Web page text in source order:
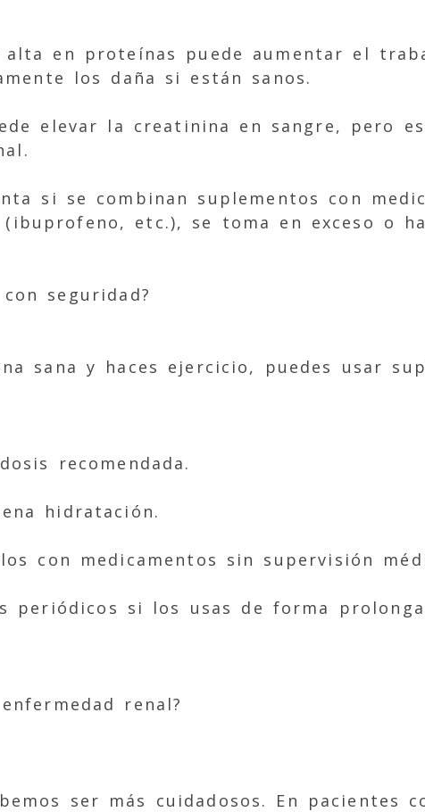
en proteínas puede aumentar el
los daña si están sanos.
elevar la creatinina en sangre, pero
si se combinan suplementos con
etc.), se toma en exceso o
seguridad?
sana y haces ejercicio, puedes usar
recomendada.
hidratación.
con medicamentos sin supervisión
periódicos si los usas de forma
renal?
ser más cuidadosos. En pacientes